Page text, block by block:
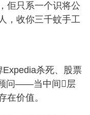
佢只系一个识将公
，收你三千蚊手工
Expedia杀死、股票
问——当中间𠮶层
在价值。